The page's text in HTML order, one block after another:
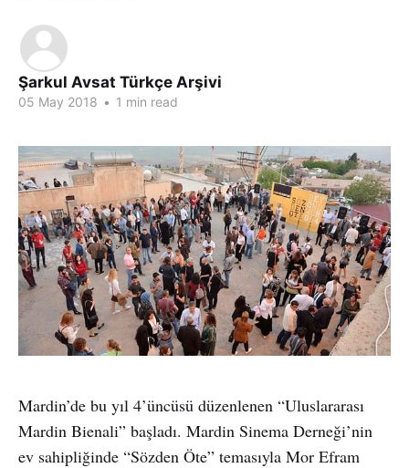
Şarkul Avsat Türkçe Arşivi
05 May 2018 • 1 min read
Mardin’de bu yıl 4’üncüsü düzenlenen “Uluslararası
Mardin Bienali” başladı. Mardin Sinema Derneği’nin
ev sahipliğinde “Sözden Öte” temasıyla Mor Efram